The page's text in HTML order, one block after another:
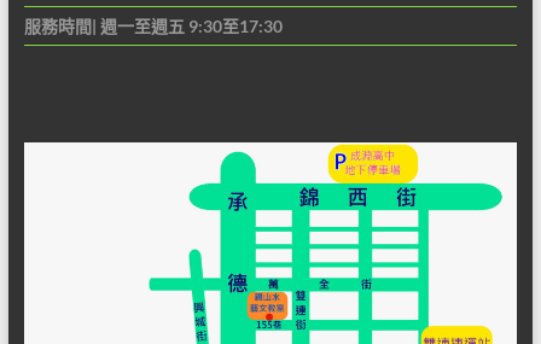
服務時間| 週一至週五 9:30至17:30